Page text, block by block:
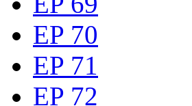
EP 70
EP 71
EP 72